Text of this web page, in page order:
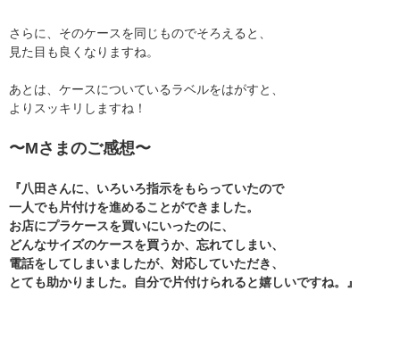
さらに、そのケースを同じものでそろえると、
見た目も良くなりますね。
あとは、ケースについているラベルをはがすと、
よりスッキリしますね！
〜Mさまのご感想〜
『八田さんに、いろいろ指示をもらっていたので
一人でも片付けを進めることができました。
お店にプラケースを買いにいったのに、
どんなサイズのケースを買うか、忘れてしまい、
電話をしてしまいましたが、対応していただき、
とても助かりました。自分で片付けられると嬉しいですね。』